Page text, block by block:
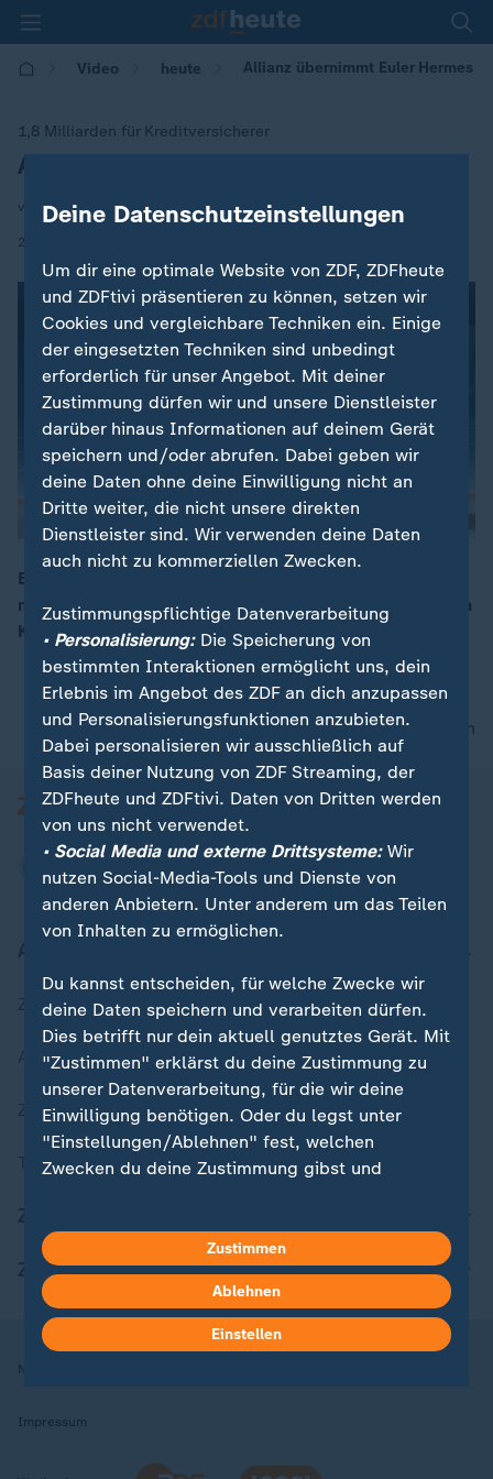
Video heute Allianz übernimmt Euler Hermes
1,8 Milliarden für Kreditversicherer
:
Allianz übernimmt Euler Hermes
von Frank Bethmann
27.11.2017 | 17:00
00:06
Europas größter Versicherer Allianz will im Geschäft
mit Kreditversicherungen wachsen. Die Allianz will den
Kreditversicherer Euler Hermes komplett übernehmen.
nach oben
Zuletzt veröffentlicht
Aktuelle Sendungs-Videos
ZDFheute Stories
Themen im Überblick
ZDFheute Apps
Nutzungsbedingungen
Impressum
Deine Datenschutzeinstellungen
Um dir eine optimale Website von ZDF, ZDFheute
und ZDFtivi präsentieren zu können, setzen wir
Cookies und vergleichbare Techniken ein. Einige
der eingesetzten Techniken sind unbedingt
erforderlich für unser Angebot. Mit deiner
Zustimmung dürfen wir und unsere Dienstleister
darüber hinaus Informationen auf deinem Gerät
speichern und/oder abrufen. Dabei geben wir
deine Daten ohne deine Einwilligung nicht an
Dritte weiter, die nicht unsere direkten
Dienstleister sind. Wir verwenden deine Daten
auch nicht zu kommerziellen Zwecken.
Zustimmungspflichtige Datenverarbeitung
• Personalisierung:Die Speicherung von
bestimmten Interaktionen ermöglicht uns, dein
Erlebnis im Angebot des ZDF an dich anzupassen
und Personalisierungsfunktionen anzubieten.
Dabei personalisieren wir ausschließlich auf
Basis deiner Nutzung von ZDF Streaming, der
ZDFheute und ZDFtivi. Daten von Dritten werden
von uns nicht verwendet.
• Social Media und externe Drittsysteme:Wir
nutzen Social-Media-Tools und Dienste von
anderen Anbietern. Unter anderem um das Teilen
von Inhalten zu ermöglichen.
Du kannst entscheiden, für welche Zwecke wir
deine Daten speichern und verarbeiten dürfen.
Dies betrifft nur dein aktuell genutztes Gerät. Mit
"Zustimmen" erklärst du deine Zustimmung zu
unserer Datenverarbeitung, für die wir deine
Einwilligung benötigen. Oder du legst unter
"Einstellungen/Ablehnen" fest, welchen
Zwecken du deine Zustimmung gibst und
in deinen Einstellungen widerrufen oder ändern.
Hier findest du das Impressum.
Weitere Informationen findest du in unserer
Datenschutzerklärung.
Zustimmen
Ablehnen
Einstellen